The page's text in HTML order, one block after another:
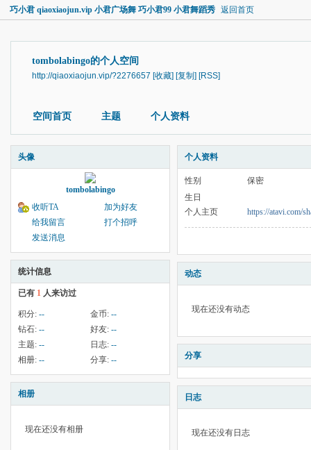
巧小君 qiaoxiaojun.vip 小君广场舞 巧小君99 小君舞蹈秀 返回首页
tombolabingo的个人空间
http://qiaoxiaojun.vip/?2276657 [收藏] [复制] [RSS]
空间首页 主题 个人资料
头像
tombolabingo
收听TA
加为好友
给我留言
打个招呼
发送消息
统计信息
已有 1 人来访过
积分: -- 金币: --
钻石: -- 好友: --
主题: -- 日志: --
相册: -- 分享: --
相册
现在还没有相册
个人资料
性别
保密
生日
个人主页
https://atavi.com/
动态
现在还没有动态
分享
日志
现在还没有日志